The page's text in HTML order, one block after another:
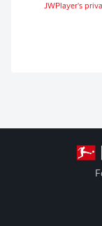
JWPlayer's